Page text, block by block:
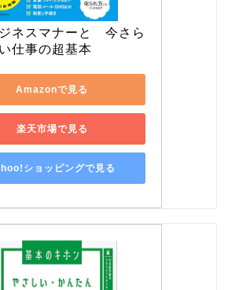
ネスマナーと　今さら
仕事の超基本
Amazonで見る
楽天市場で見る
ショッピングで見る